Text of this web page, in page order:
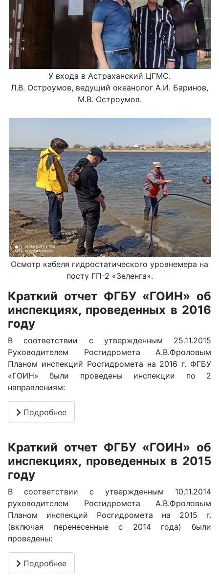
У входа в Астраханский ЦГМС.
Л.В. Остроумов, ведущий океанолог А.И. Баринов,
М.В. Остроумов.
Осмотр кабеля гидростатического уровнемера на
посту ГП-2 «Зеленга».
Краткий отчет ФГБУ «ГОИН» об
инспекциях, проведенных в 2016
году
В соответствии с утвержденным 25.11.2015
Руководителем Росгидромета А.В.Фроловым
Планом инспекций Росгидромета на 2016 г. ФГБУ
«ГОИН» были проведены инспекции по 2
направлениям:
Подробнее
Краткий отчет ФГБУ «ГОИН» об
инспекциях, проведенных в 2015
году
В соответствии с утвержденным 10.11.2014
руководителем Росгидромета А.В.Фроловым
Планом инспекций Росгидромета на 2015 г.
(включая перенесенные с 2014 года) были
проведены:
Подробнее